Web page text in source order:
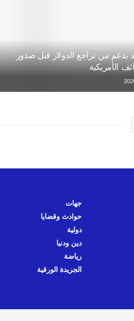
من تراجع الدولار قبل صدور
الأمريكية
جهات
حوادث وقضايا
دولية
دين ودنيا
رياضة
الجريدة الورقية